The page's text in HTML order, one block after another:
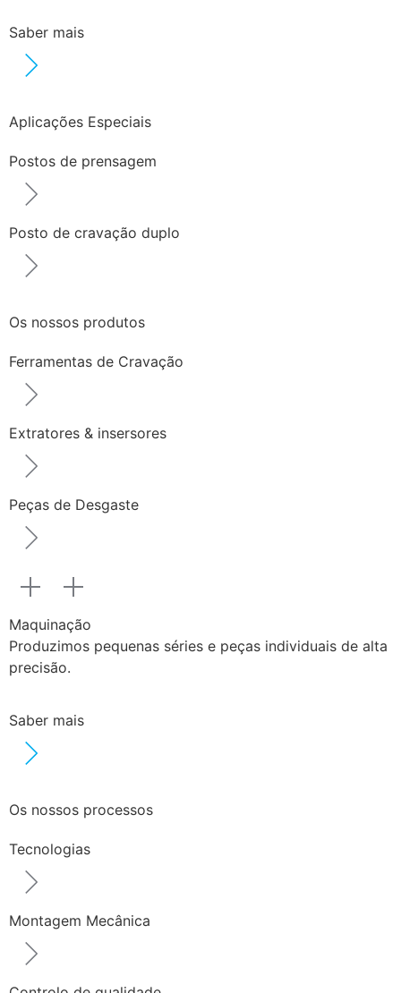
Saber mais
Aplicações Especiais
Postos de prensagem
Posto de cravação duplo
Os nossos produtos
Ferramentas de Cravação
Extratores & insersores
Peças de Desgaste
Maquinação
Produzimos pequenas séries e peças individuais de alta
precisão.
Saber mais
Os nossos processos
Tecnologias
Montagem Mecânica